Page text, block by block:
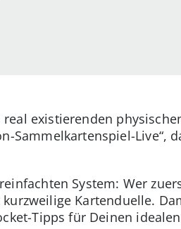
existierenden
Sammelkartenspiel-Live“,
System: Wer
Kartenduelle.
Tipps für Deinen